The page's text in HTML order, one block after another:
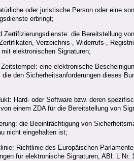
oder juristische Person oder eine
erbringt;
Zertifizierungsdienste: die Bereitstellung
Verzeichnis-, Widerrufs-,
elektronischen Signaturen;
eine elektronische
den Sicherheitsanforderungen dieses
Hard- oder Software bzw. deren
einem ZDA für die Bereitstellung von
die Beeinträchtigung von
nicht eingehalten ist;
Richtlinie des Europäischen
für elektronische Signaturen, ABl. L